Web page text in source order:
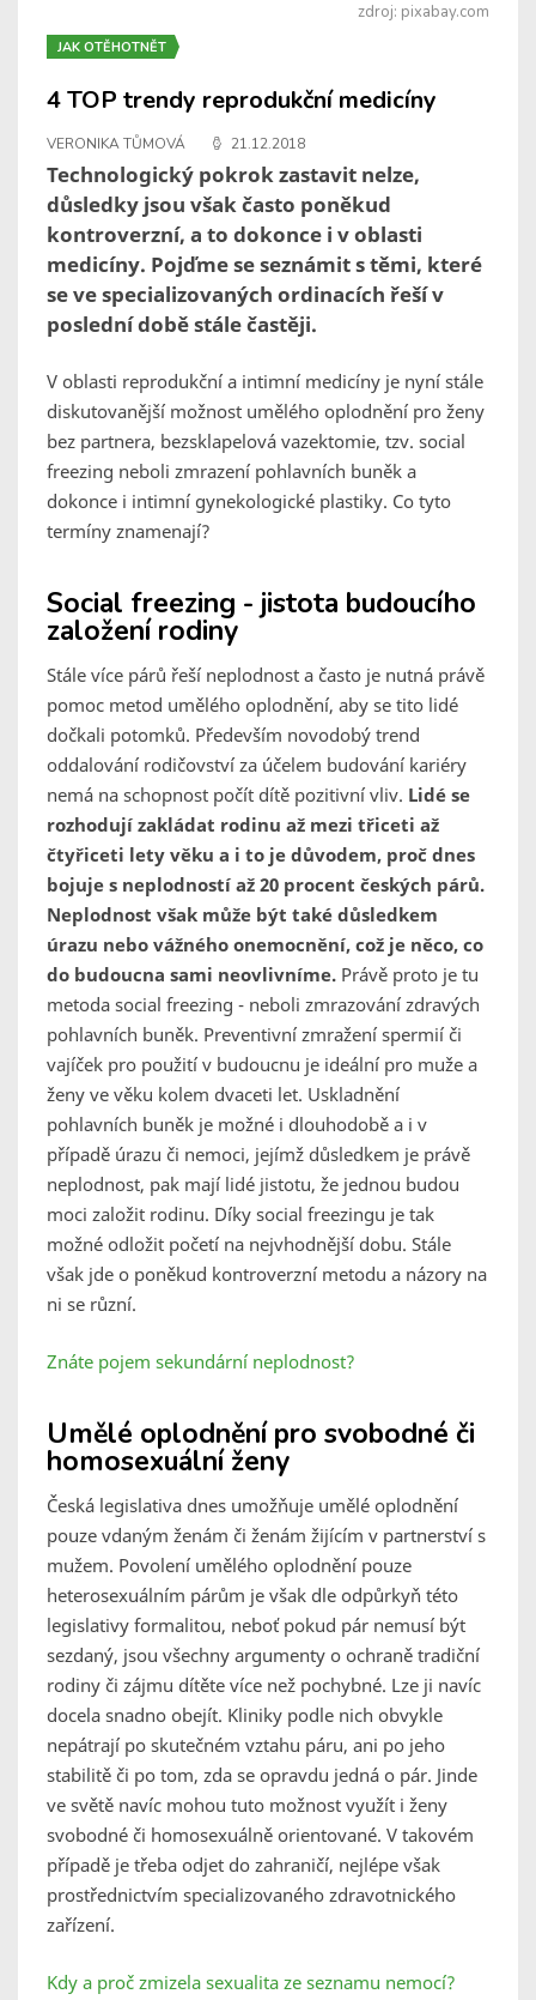
zdroj: pixabay.com
JAK OTĚHOTNĚT
4 TOP trendy reprodukční medicíny
VERONIKA TŮMOVÁ 21.12.2018
Technologický pokrok zastavit nelze,
důsledky jsou však často poněkud
kontroverzní, a to dokonce i v oblasti
medicíny. Pojďme se seznámit s těmi, které
se ve specializovaných ordinacích řeší v
poslední době stále častěji.
V oblasti reprodukční a intimní medicíny je nyní stále
diskutovanější možnost umělého oplodnění pro ženy
bez partnera, bezsklapelová vazektomie, tzv. social
freezing neboli zmrazení pohlavních buněk a
dokonce i intimní gynekologické plastiky. Co tyto
termíny znamenají?
Social freezing - jistota budoucího
založení rodiny
Stále více párů řeší neplodnost a často je nutná právě
pomoc metod umělého oplodnění, aby se tito lidé
dočkali potomků. Především novodobý trend
oddalování rodičovství za účelem budování kariéry
nemá na schopnost počít dítě pozitivní vliv. Lidé se
rozhodují zakládat rodinu až mezi třiceti až
čtyřiceti lety věku a i to je důvodem, proč dnes
bojuje s neplodností až 20 procent českých párů.
Neplodnost však může být také důsledkem
úrazu nebo vážného onemocnění, což je něco, co
do budoucna sami neovlivníme. Právě proto je tu
metoda social freezing - neboli zmrazování zdravých
pohlavních buněk. Preventivní zmražení spermií či
vajíček pro použití v budoucnu je ideální pro muže a
ženy ve věku kolem dvaceti let. Uskladnění
pohlavních buněk je možné i dlouhodobě a i v
případě úrazu či nemoci, jejímž důsledkem je právě
neplodnost, pak mají lidé jistotu, že jednou budou
moci založit rodinu. Díky social freezingu je tak
možné odložit početí na nejvhodnější dobu. Stále
však jde o poněkud kontroverzní metodu a názory na
ni se různí.
Znáte pojem sekundární neplodnost?
Umělé oplodnění pro svobodné či
homosexuální ženy
Česká legislativa dnes umožňuje umělé oplodnění
pouze vdaným ženám či ženám žijícím v partnerství s
mužem. Povolení umělého oplodnění pouze
heterosexuálním párům je však dle odpůrkyň této
legislativy formalitou, neboť pokud pár nemusí být
sezdaný, jsou všechny argumenty o ochraně tradiční
rodiny či zájmu dítěte více než pochybné. Lze ji navíc
docela snadno obejít. Kliniky podle nich obvykle
nepátrají po skutečném vztahu páru, ani po jeho
stabilitě či po tom, zda se opravdu jedná o pár. Jinde
ve světě navíc mohou tuto možnost využít i ženy
svobodné či homosexuálně orientované. V takovém
případě je třeba odjet do zahraničí, nejlépe však
prostřednictvím specializovaného zdravotnického
zařízení.
Kdy a proč zmizela sexualita ze seznamu nemocí?